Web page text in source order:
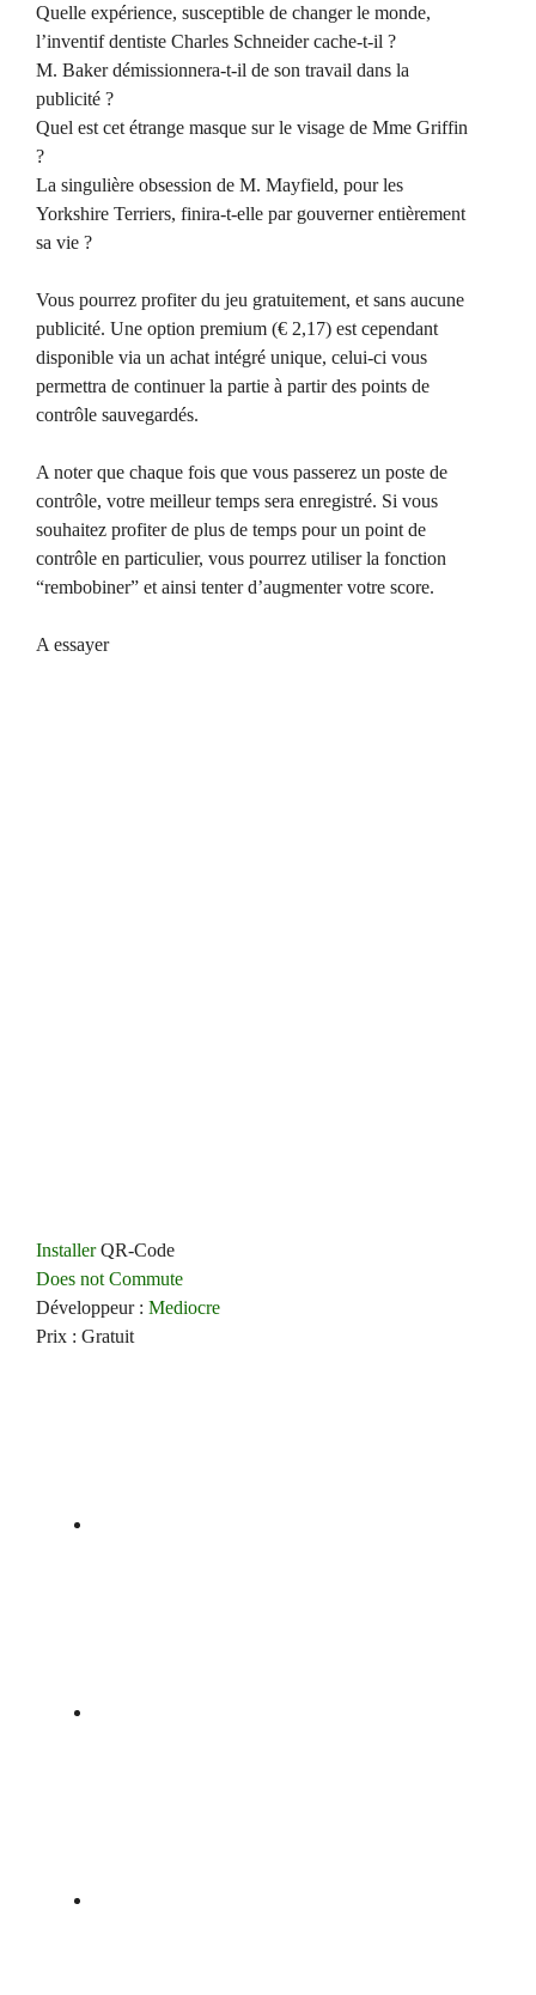
Quelle expérience, susceptible de changer le monde,
l’inventif dentiste Charles Schneider cache-t-il ?
M. Baker démissionnera-t-il de son travail dans la
publicité ?
Quel est cet étrange masque sur le visage de Mme Griffin
?
La singulière obsession de M. Mayfield, pour les
Yorkshire Terriers, finira-t-elle par gouverner entièrement
sa vie ?
Vous pourrez profiter du jeu gratuitement, et sans aucune
publicité. Une option premium (€ 2,17) est cependant
disponible via un achat intégré unique, celui-ci vous
permettra de continuer la partie à partir des points de
contrôle sauvegardés.
A noter que chaque fois que vous passerez un poste de
contrôle, votre meilleur temps sera enregistré. Si vous
souhaitez profiter de plus de temps pour un point de
contrôle en particulier, vous pourrez utiliser la fonction
“rembobiner” et ainsi tenter d’augmenter votre score.
A essayer
Installer QR-Code
Does not Commute
Développeur : Mediocre
Prix : Gratuit